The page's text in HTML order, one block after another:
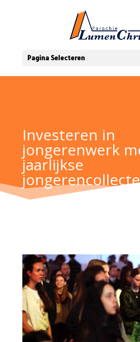
Pagina Selecteren
Investeren in
jongerenwerk
jaarlijkse
jongerencollecte